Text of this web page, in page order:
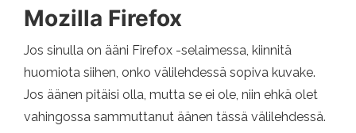
Mozilla Firefox
Jos sinulla on ääni Firefox -selaimessa, kiinnitä
huomiota siihen, onko välilehdessä sopiva kuvake.
Jos äänen pitäisi olla, mutta se ei ole, niin ehkä olet
vahingossa sammuttanut äänen tässä välilehdessä.